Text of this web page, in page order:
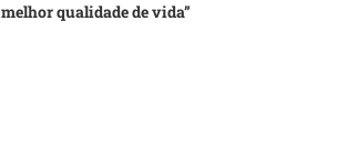
melhor qualidade de vida”